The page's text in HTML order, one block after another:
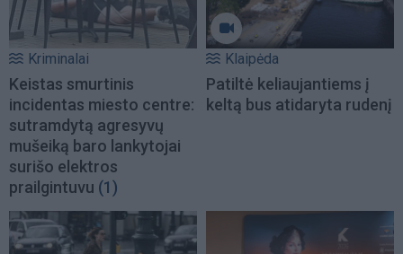
Kriminalai
Keistas smurtinis
incidentas miesto centre:
sutramdytą agresyvų
mušeiką baro lankytojai
surišo elektros
prailgintuvu (1)
Klaipėda
Patiltė keliaujantiems į
keltą bus atidaryta rudenį